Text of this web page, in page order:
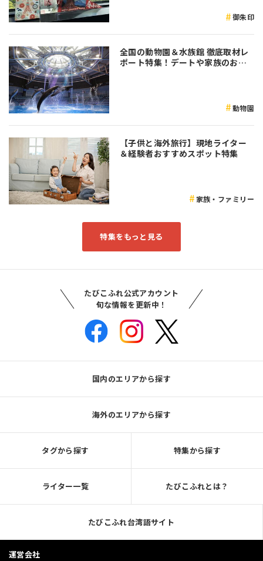
御朱印
全国の動物園＆水族館 徹底取材レ
ポート特集！デートや家族のおで
動物園
【子供と海外旅行】現地ライター
＆経験者おすすめスポット特集
家族・ファミリー
特集をもっと見る
たびこふれ公式アカウント
旬な情報を更新中！
国内のエリアから探す
海外のエリアから探す
タグから探す 特集から探す
ライター一覧 たびこふれとは？
たびこふれ台湾語サイト
運営会社